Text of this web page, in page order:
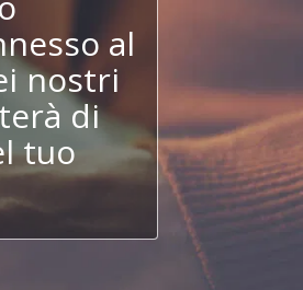
al
nostri
di
tuo